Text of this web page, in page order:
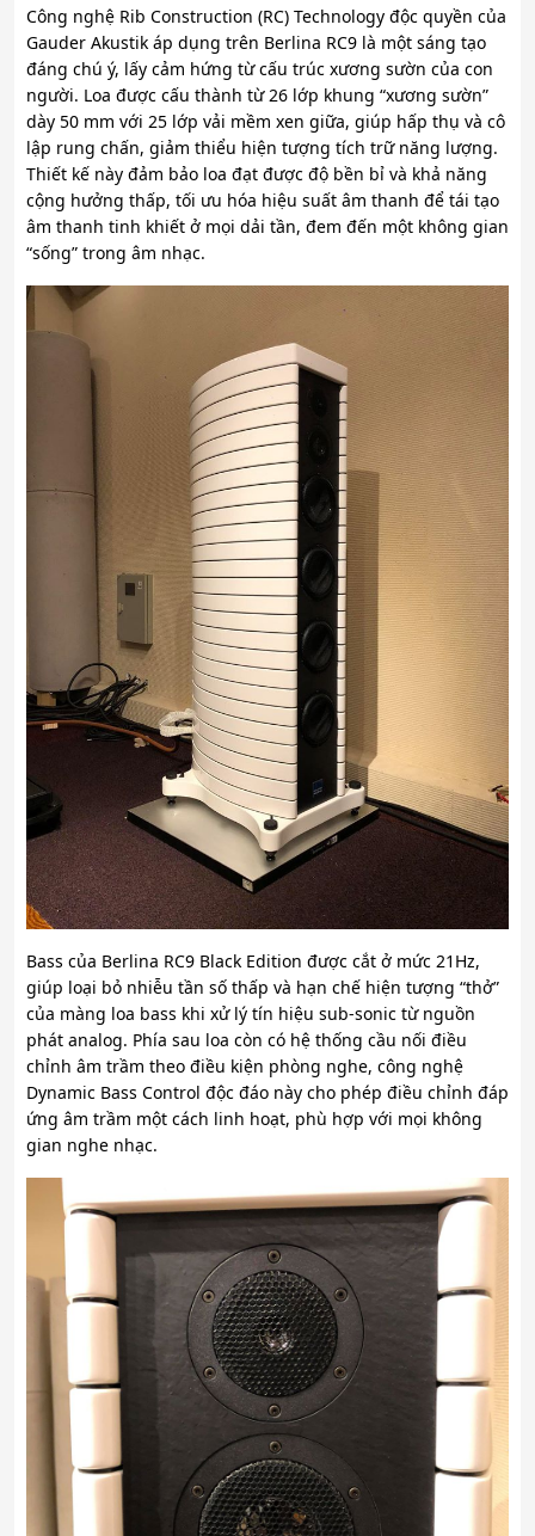
Công nghệ Rib Construction (RC) Technology độc quyền của
Gauder Akustik áp dụng trên Berlina RC9 là một sáng tạo
đáng chú ý, lấy cảm hứng từ cấu trúc xương sườn của con
người. Loa được cấu thành từ 26 lớp khung “xương sườn”
dày 50 mm với 25 lớp vải mềm xen giữa, giúp hấp thụ và cô
lập rung chấn, giảm thiểu hiện tượng tích trữ năng lượng.
Thiết kế này đảm bảo loa đạt được độ bền bỉ và khả năng
cộng hưởng thấp, tối ưu hóa hiệu suất âm thanh để tái tạo
âm thanh tinh khiết ở mọi dải tần, đem đến một không gian
“sống” trong âm nhạc.
Bass của Berlina RC9 Black Edition được cắt ở mức 21Hz,
giúp loại bỏ nhiễu tần số thấp và hạn chế hiện tượng “thở”
của màng loa bass khi xử lý tín hiệu sub-sonic từ nguồn
phát analog. Phía sau loa còn có hệ thống cầu nối điều
chỉnh âm trầm theo điều kiện phòng nghe, công nghệ
Dynamic Bass Control độc đáo này cho phép điều chỉnh đáp
ứng âm trầm một cách linh hoạt, phù hợp với mọi không
gian nghe nhạc.